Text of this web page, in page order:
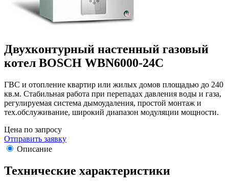
Двухконтурный настенный газовый
котел BOSCH WBN6000-24C
ГВС и отопление квартир или жилых домов площадью до 240
кв.м. Стабильная работа при перепадах давления воды и газа,
регулируемая система дымоудаления, простой монтаж и
тех.обслуживание, широкий диапазон модуляции мощности.
Цена по запросу
Отправить заявку
Описание
Технические характеристики